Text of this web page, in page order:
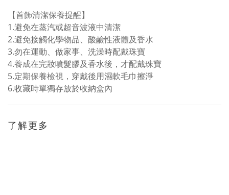
【首飾清潔保養提醒】
1.避免在蒸汽或超音波液中清潔
2.避免接觸化學物品、酸鹼性液體及香水
3.勿在運動、做家事、洗澡時配戴珠寶
4.養成在完妝噴髮膠及香水後，才配戴珠寶
5.定期保養檢視，穿戴後用濕軟毛巾擦淨
6.收藏時單獨存放於收納盒內
了解更多